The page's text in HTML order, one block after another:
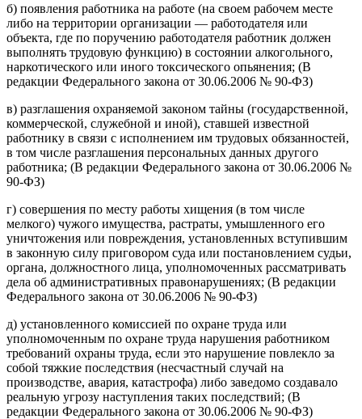
б) появления работника на работе (на своем рабочем месте
либо на территории организации — работодателя или
объекта, где по поручению работодателя работник должен
выполнять трудовую функцию) в состоянии алкогольного,
наркотического или иного токсического опьянения; (В
редакции Федерального закона от 30.06.2006 № 90-ФЗ)
в) разглашения охраняемой законом тайны (государственной,
коммерческой, служебной и иной), ставшей известной
работнику в связи с исполнением им трудовых обязанностей,
в том числе разглашения персональных данных другого
работника; (В редакции Федерального закона от 30.06.2006 №
90-ФЗ)
г) совершения по месту работы хищения (в том числе
мелкого) чужого имущества, растраты, умышленного его
уничтожения или повреждения, установленных вступившим
в законную силу приговором суда или постановлением судьи,
органа, должностного лица, уполномоченных рассматривать
дела об административных правонарушениях; (В редакции
Федерального закона от 30.06.2006 № 90-ФЗ)
д) установленного комиссией по охране труда или
уполномоченным по охране труда нарушения работником
требований охраны труда, если это нарушение повлекло за
собой тяжкие последствия (несчастный случай на
производстве, авария, катастрофа) либо заведомо создавало
реальную угрозу наступления таких последствий; (В
редакции Федерального закона от 30.06.2006 № 90-ФЗ)